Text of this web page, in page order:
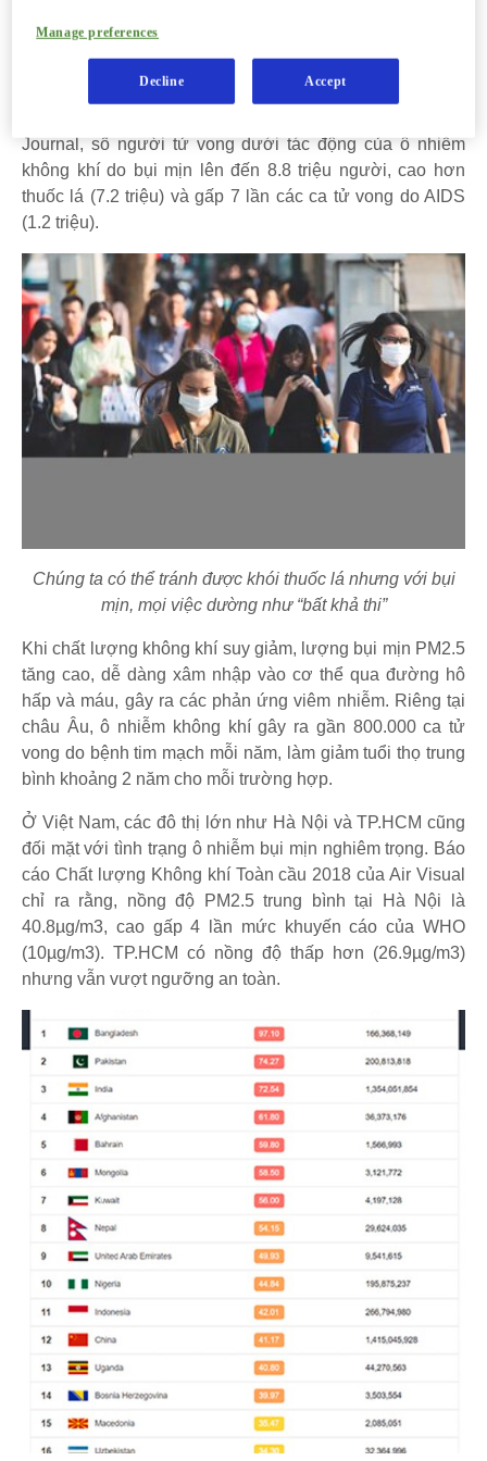
cơ thể và gây ra nhiều tác hại khó lường. Tiếp xúc lâu dài
Journal, số người tử vong dưới tác động của ô nhiễm
không khí do bụi mịn lên đến 8.8 triệu người, cao hơn
thuốc lá (7.2 triệu) và gấp 7 lần các ca tử vong do AIDS
(1.2 triệu).
Chúng ta có thể tránh được khói thuốc lá nhưng với bụi
mịn, mọi việc dường như “bất khả thi”
Khi chất lượng không khí suy giảm, lượng bụi mịn PM2.5
tăng cao, dễ dàng xâm nhập vào cơ thể qua đường hô
hấp và máu, gây ra các phản ứng viêm nhiễm. Riêng tại
châu Âu, ô nhiễm không khí gây ra gần 800.000 ca tử
vong do bệnh tim mạch mỗi năm, làm giảm tuổi thọ trung
bình khoảng 2 năm cho mỗi trường hợp.
Ở Việt Nam, các đô thị lớn như Hà Nội và TP.HCM cũng
đối mặt với tình trạng ô nhiễm bụi mịn nghiêm trọng. Báo
cáo Chất lượng Không khí Toàn cầu 2018 của Air Visual
chỉ ra rằng, nồng độ PM2.5 trung bình tại Hà Nội là
40.8µg/m3, cao gấp 4 lần mức khuyến cáo của WHO
(10µg/m3). TP.HCM có nồng độ thấp hơn (26.9µg/m3)
nhưng vẫn vượt ngưỡng an toàn.
Manage preferences
Decline Accept